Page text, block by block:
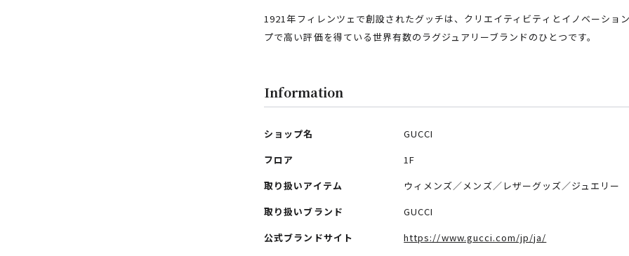
1921年フィレンツェで創設されたグッチは、クリエイティビティとイノベーショ
プで高い評価を得ている世界有数のラグジュアリーブランドのひとつです。
Information
ショップ名
GUCCI
フロア
1F
取り扱いアイテム
ウィメンズ／メンズ／レザーグッズ／ジュエリー
取り扱いブランド
GUCCI
公式ブランドサイト
https://www.gucci.com/jp/ja/